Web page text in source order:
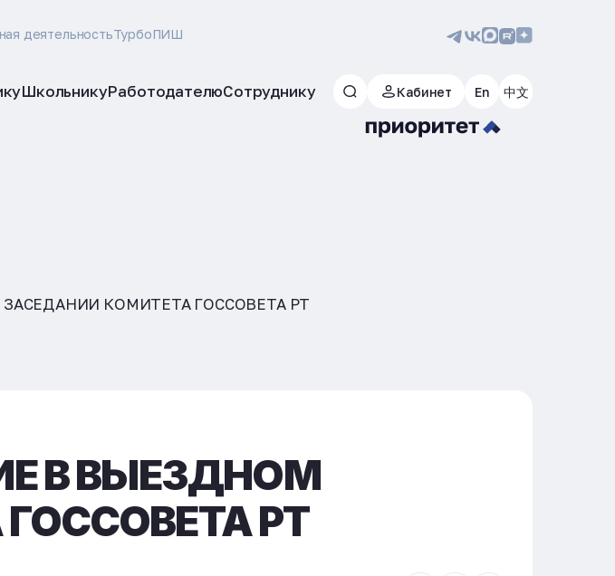
деятельностьТурбоПИШ
ШкольникуРаботодателюСотруднику
Кабинет En 中文
КОМИТЕТА ГОССОВЕТА РТ
В ВЫЕЗДНОМ
РТ